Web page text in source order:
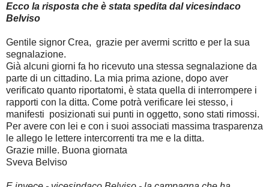
Ecco la risposta che è stata spedita dal vicesindaco
Belviso
Gentile signor Crea, grazie per avermi scritto e per la sua
segnalazione.
Già alcuni giorni fa ho ricevuto una stessa segnalazione da
parte di un cittadino. La mia prima azione, dopo aver
verificato quanto riportatomi, è stata quella di interrompere i
rapporti con la ditta. Come potrà verificare lei stesso, i
manifesti posizionati sui punti in oggetto, sono stati rimossi.
Per avere con lei e con i suoi associati massima trasparenza
le allego le lettere intercorrenti tra me e la ditta.
Grazie mille. Buona giornata
Sveva Belviso